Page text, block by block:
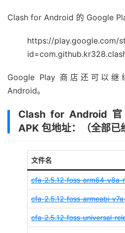
Clash for Android 的 Google
https://play.google.com/
Google Play 商店还可以
Android。
Clash for Android
APK 包地址：（全部已
文件名
cfa-2.5.12-foss-arm64-v8a-
cfa-2.5.12-foss-armeabi-
cfa-2.5.12-foss-universal-